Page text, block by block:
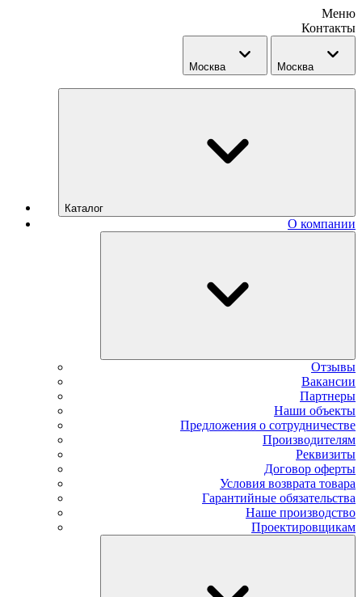
Меню
Контакты
Москва Москва
Каталог
О компании
Отзывы
Вакансии
Партнеры
Наши объекты
Предложения о сотрудничестве
Производителям
Реквизиты
Договор оферты
Условия возврата товара
Гарантийные обязательства
Наше производство
Проектировщикам